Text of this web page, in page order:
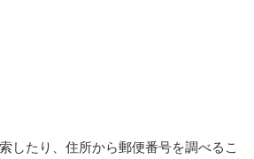
したり、住所から郵便番号を調べるこ